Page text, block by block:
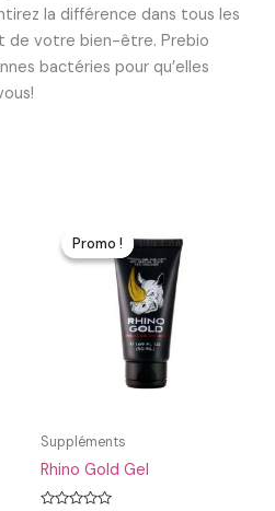
la différence dans tous les
de votre bien-être. Prebio
bactéries pour qu’elles
Promo !
Promo !
Suppléments
Rhino Gold Gel